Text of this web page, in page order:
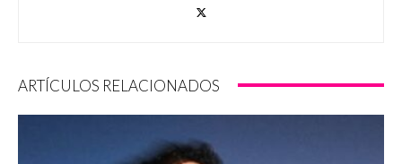
ARTÍCULOS RELACIONADOS